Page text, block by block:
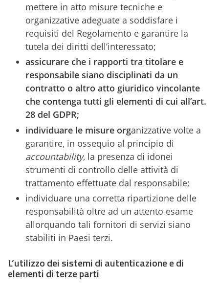
mettere in atto misure tecniche e
organizzative adeguate a soddisfare i
requisiti del Regolamento e garantire la
tutela dei diritti dell’interessato;
assicurare che i rapporti tra titolare e
responsabile siano disciplinati da un
contratto o altro atto giuridico vincolante
che contenga tutti gli elementi di cui all’art.
28 del GDPR;
individuare le misure organizzative volte a
garantire, in ossequio al principio di
accountability, la presenza di idonei
strumenti di controllo delle attività di
trattamento effettuate dal responsabile;
individuare una corretta ripartizione delle
responsabilità oltre ad un attento esame
allorquando tali fornitori di servizi siano
stabiliti in Paesi terzi.
L’utilizzo dei sistemi di autenticazione e di
elementi di terze parti